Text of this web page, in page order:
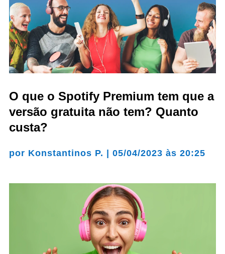
O que o Spotify Premium tem que a
versão gratuita não tem? Quanto
custa?
por Konstantinos P. 05/04/2023 às 20:25